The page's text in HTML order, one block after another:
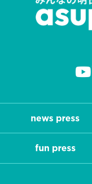
news press
fun press